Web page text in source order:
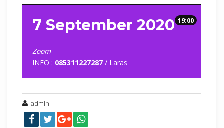
7 September 2020 19:00
Zoom
INFO : 085311227287 / Laras
admin